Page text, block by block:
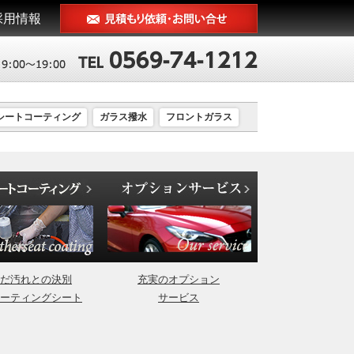
用情報
ートコーティング ガラス撥水 フロントガラス
汚れとの決別
ティングシート
充実のオプション
サービス